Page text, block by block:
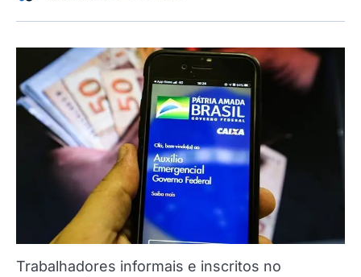
Trabalhadores informais e inscritos no